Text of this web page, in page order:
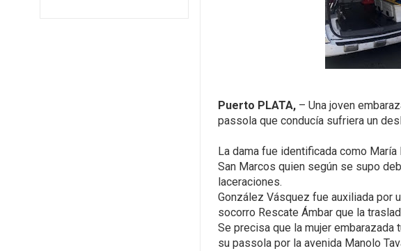
Puerto PLATA, – Una joven
passola que conducía sufriera un
La dama fue identificada como
San Marcos quien según se supo
laceraciones.
González Vásquez fue auxiliada por
socorro Rescate Ámbar que la
Se precisa que la mujer
su passola por la avenida Manolo